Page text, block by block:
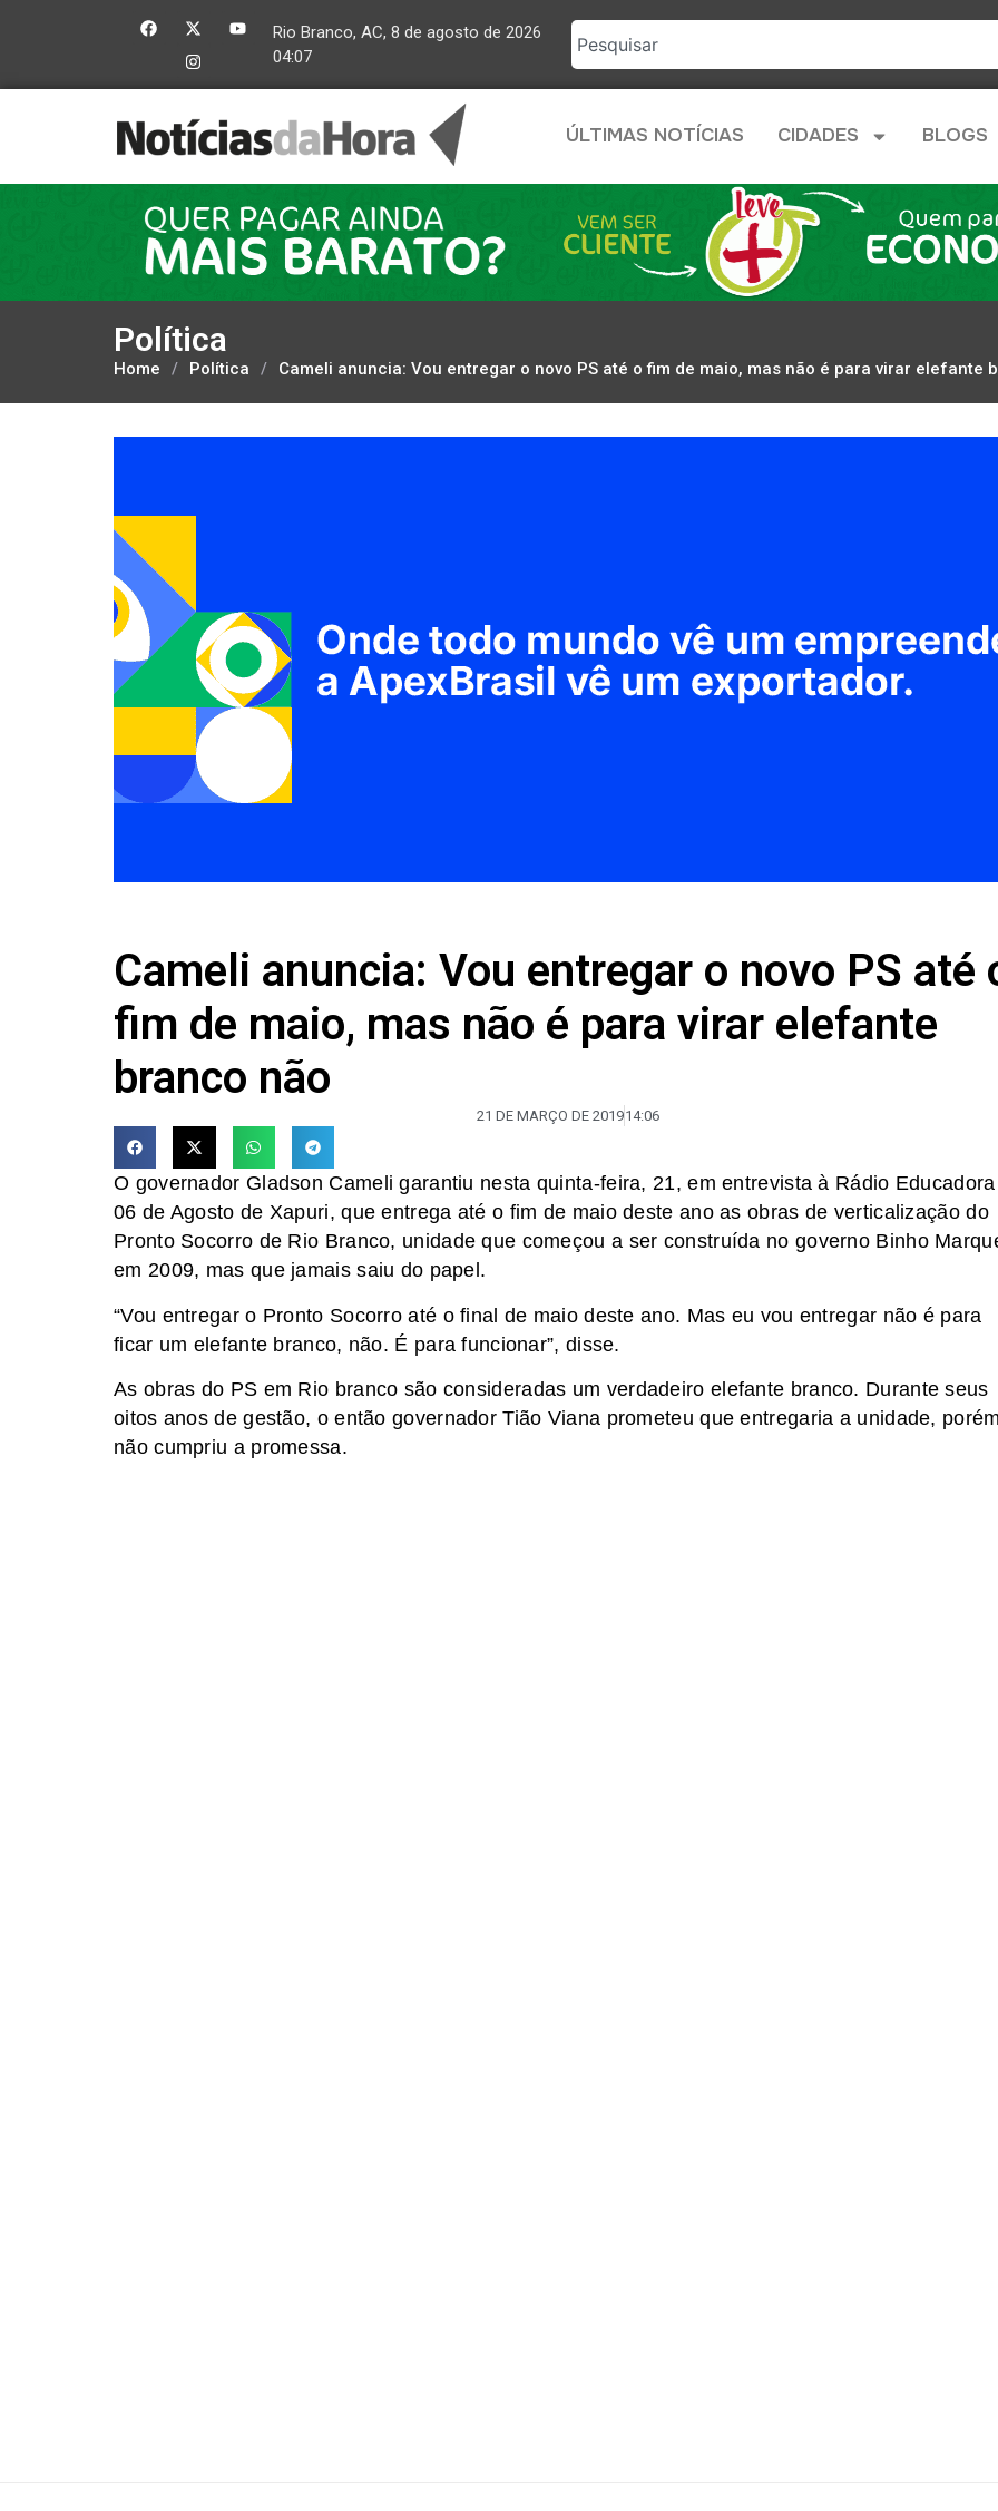
Rio Branco, AC, 8 de agosto de 2026
04:07
ÚLTIMAS NOTÍCIAS CIDADES BLOGS
Política
Home / Política / Cameli anuncia: Vou entregar o novo PS até o fim de maio, mas não é para virar elefante
Cameli anuncia: Vou entregar o novo PS até
fim de maio, mas não é para virar elefante
branco não
21 DE MARÇO DE 201914:06
O governador Gladson Cameli garantiu nesta quinta-feira, 21, em entrevista à Rádio Educadora
06 de Agosto de Xapuri, que entrega até o fim de maio deste ano as obras de verticalização do
Pronto Socorro de Rio Branco, unidade que começou a ser construída no governo Binho
em 2009, mas que jamais saiu do papel.
“Vou entregar o Pronto Socorro até o final de maio deste ano. Mas eu vou entregar não é para
ficar um elefante branco, não. É para funcionar”, disse.
As obras do PS em Rio branco são consideradas um verdadeiro elefante branco. Durante seus
oitos anos de gestão, o então governador Tião Viana prometeu que entregaria a unidade,
não cumpriu a promessa.